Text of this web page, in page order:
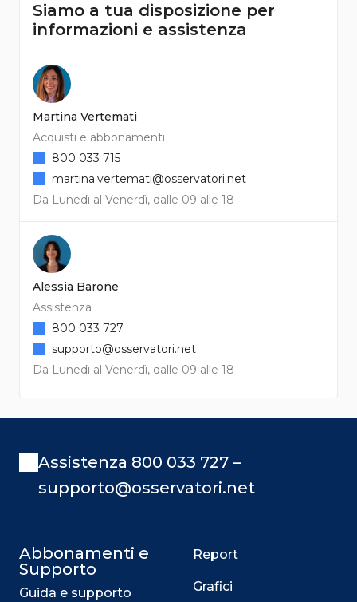
Siamo a tua disposizione per
informazioni e assistenza
Martina Vertemati
Acquisti e abbonamenti
Da Lunedì al Venerdì, dalle 09 alle 18
800 033 715
martina.vertemati@osservatori.net
Alessia Barone
Assistenza
Da Lunedì al Venerdì, dalle 09 alle 18
800 033 727
supporto@osservatori.net
Assistenza 800 033 727 –
supporto@osservatori.net
Abbonamenti e
Supporto
Guida e supporto
Report
Grafici